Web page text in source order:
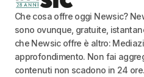
Che cosa offre oggi Newsic?
sono ovunque, gratuite,
che Newsic offre è altro:
approfondimento. Non fai
contenuti non scadono in 24